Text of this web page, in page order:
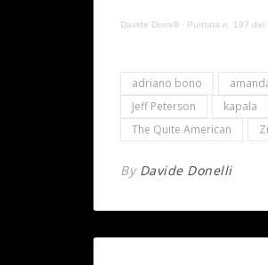
Davide Donelli · Puntata n. 197 del
adriano bono
Jeff Peterson
kapala
The Quite American
By Davide Donelli